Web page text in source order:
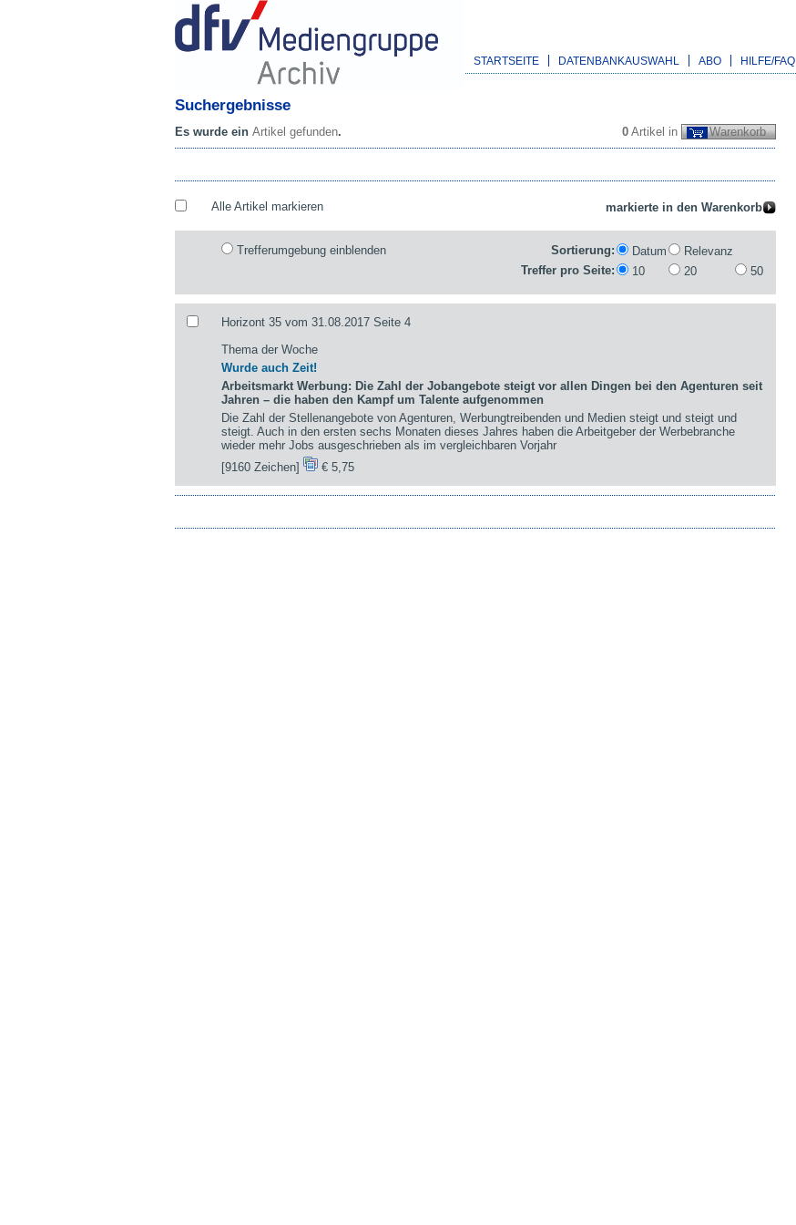
STARTSEITE DATENBANKAUSWAHL ABO HILFE/FAQ
Suchergebnisse
0 Artikel in Warenkorb
Es wurde ein Artikel gefunden.
Alle Artikel markieren
Trefferumgebung einblenden Sortierung: Datum
Relevanz
Treffer pro Seite:
10 20 50
Horizont 35 vom 31.08.2017 Seite 4
Thema der Woche
Wurde auch Zeit!
Arbeitsmarkt Werbung: Die Zahl der Jobangebote steigt vor allen Dingen bei den Agenturen seit
Jahren – die haben den Kampf um Talente aufgenommen
Die Zahl der Stellenangebote von Agenturen, Werbungtreibenden und Medien steigt und steigt und
steigt. Auch in den ersten sechs Monaten dieses Jahres haben die Arbeitgeber der Werbebranche
wieder mehr Jobs ausgeschrieben als im vergleichbaren Vorjahr
[9160 Zeichen]
€ 5,75